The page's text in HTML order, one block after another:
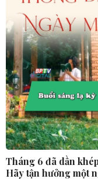
Tháng 6 đã dần
Hãy tận hưởng một